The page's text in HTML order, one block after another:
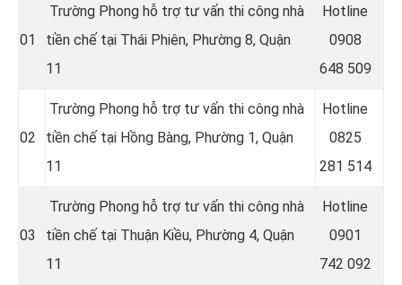
01
Trường Phong hỗ trợ tư vấn thi công nhà
tiền chế tại Thái Phiên, Phường 8, Quận
11
Hotline
0908
648 509
02
Trường Phong hỗ trợ tư vấn thi công nhà
tiền chế tại Hồng Bàng, Phường 1, Quận
11
Hotline
0825
281 514
03
Trường Phong hỗ trợ tư vấn thi công nhà
tiền chế tại Thuận Kiều, Phường 4, Quận
11
Hotline
0901
742 092